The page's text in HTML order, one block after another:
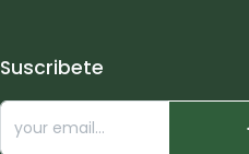
Suscribete